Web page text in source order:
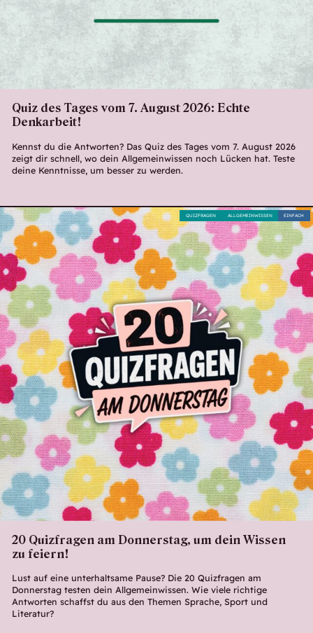
Quiz des Tages vom 7. August 2026: Echte
Denkarbeit!
Kennst du die Antworten? Das Quiz des Tages vom 7. August 2026
zeigt dir schnell, wo dein Allgemeinwissen noch Lücken hat. Teste
deine Kenntnisse, um besser zu werden.
20 Quizfragen am Donnerstag, um dein Wissen
zu feiern!
Lust auf eine unterhaltsame Pause? Die 20 Quizfragen am
Donnerstag testen dein Allgemeinwissen. Wie viele richtige
Antworten schaffst du aus den Themen Sprache, Sport und
Literatur?
EINFACH
ALLGEMEINWISSEN
QUIZFRAGEN